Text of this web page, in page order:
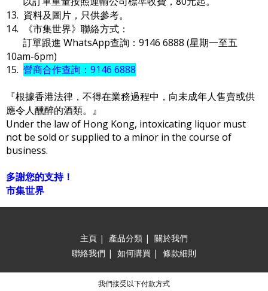
13. 資料及圖片，只供參考。
14. 《市集世界》聯絡方式：
訂單跟進 WhatsApp查詢：9146 6888 (星期一至五
10am-6pm)
15. 營商合作查詢：9146 6888
『根據香港法律，不得在業務過程中，向未成年人售賣或供
應令人醺醉的酒類。』
Under the law of Hong Kong, intoxicating liquor must
not be sold or supplied to a minor in the course of
business.
多謝您的支持！
市集世界
主頁 | 產品分類 | 關於我們
聯絡我們 | 如何購買 | 條款細則
我們接受以下付款方式